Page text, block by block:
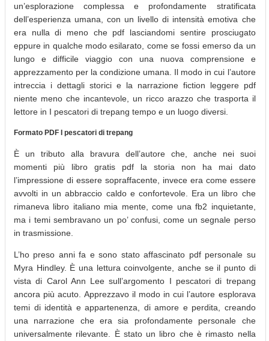
un’esplorazione complessa e profondamente stratificata
dell’esperienza umana, con un livello di intensità emotiva che
era nulla di meno che pdf lasciandomi sentire prosciugato
eppure in qualche modo esilarato, come se fossi emerso da un
lungo e difficile viaggio con una nuova comprensione e
apprezzamento per la condizione umana. Il modo in cui l’autore
intreccia i dettagli storici e la narrazione fiction leggere pdf
niente meno che incantevole, un ricco arazzo che trasporta il
lettore in I pescatori di trepang tempo e un luogo diversi.
Formato PDF I pescatori di trepang
È un tributo alla bravura dell’autore che, anche nei suoi
momenti più libro gratis pdf la storia non ha mai dato
l’impressione di essere sopraffacente, invece era come essere
avvolti in un abbraccio caldo e confortevole. Era un libro che
rimaneva libro italiano mia mente, come una fb2 inquietante,
ma i temi sembravano un po’ confusi, come un segnale perso
in trasmissione.
L’ho preso anni fa e sono stato affascinato pdf personale su
Myra Hindley. È una lettura coinvolgente, anche se il punto di
vista di Carol Ann Lee sull’argomento I pescatori di trepang
ancora più acuto. Apprezzavo il modo in cui l’autore esplorava
temi di identità e appartenenza, di amore e perdita, creando
una narrazione che era sia profondamente personale che
universalmente rilevante. È stato un libro che è rimasto nella